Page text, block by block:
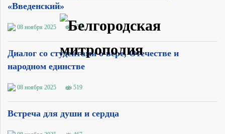
«Введенский»
08 ноября 2025 450
Диалог со студентами о вере, Отечестве и
народном единстве
08 ноября 2025 519
Встреча для души и сердца